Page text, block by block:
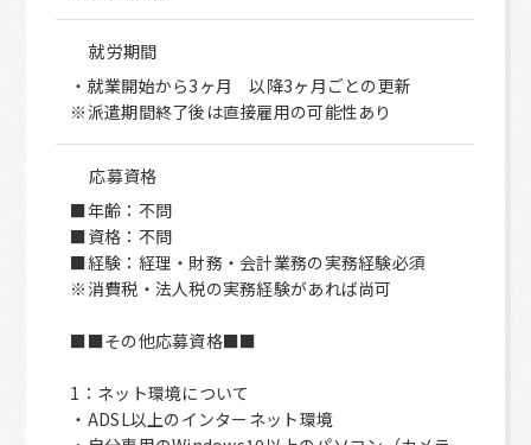
就労期間
・就業開始から3ヶ月 以降3ヶ月ごとの更新
※派遣期間終了後は直接雇用の可能性あり
応募資格
■年齢：不問
■資格：不問
■経験：経理・財務・会計業務の実務経験必須
※消費税・法人税の実務経験があれば尚可
■■その他応募資格■■
1：ネット環境について
・ADSL以上のインターネット環境